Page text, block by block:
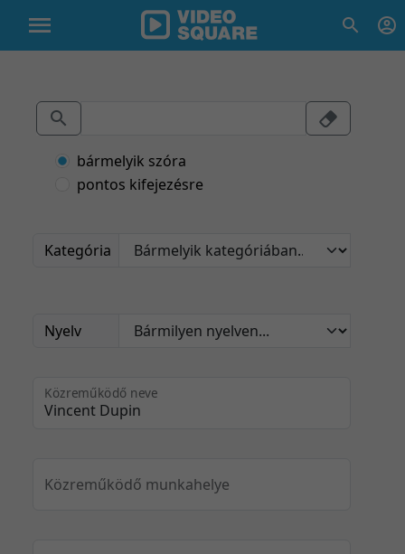
bármelyik szóra
pontos kifejezésre
Kategória
Nyelv
Közreműködő neve
Közreműködő munkahelye